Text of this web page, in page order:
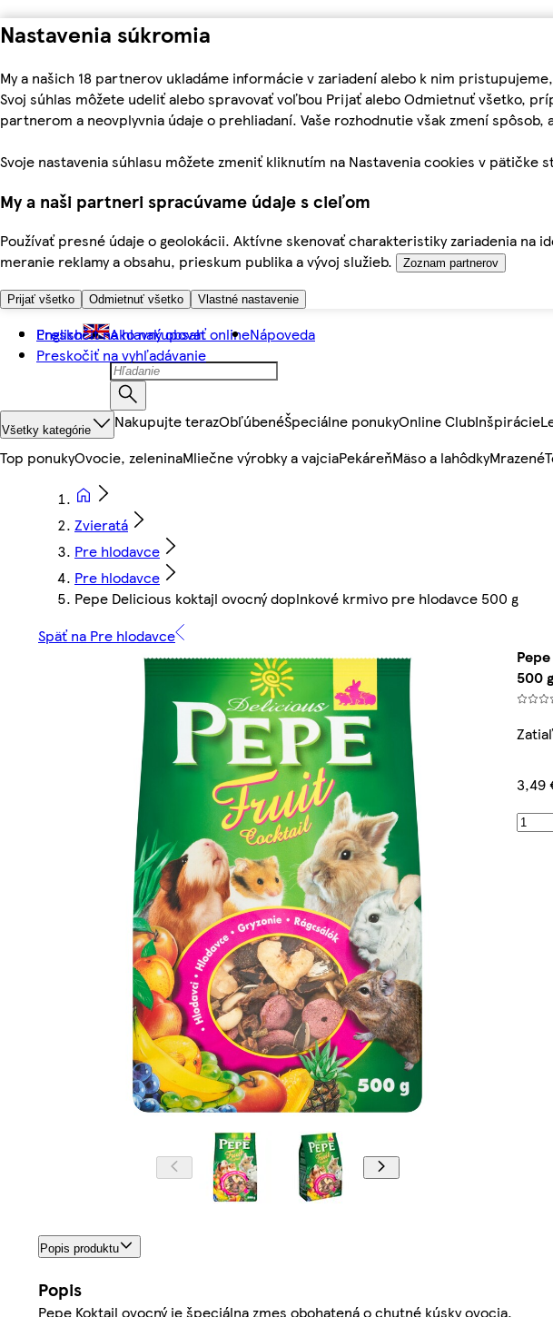
Nastavenia súkromia
My a našich 18 partnerov ukladáme informácie v zariadení alebo k nim
Svoj súhlas môžete udeliť alebo spravovať voľbou Prijať alebo Odmietnuť všetko,
partnerom a neovplyvnia údaje o prehliadaní. Vaše rozhodnutie však zmení
Svoje nastavenia súhlasu môžete zmeniť kliknutím na Nastavenia cookies v pätičke
My a naši partneri spracúvame údaje s cieľom
Používať presné údaje o geolokácii. Aktívne skenovať charakteristiky zariadenia na
meranie reklamy a obsahu, prieskum publika a vývoj služieb.
Zoznam partnerov
Prijať všetko Odmietnuť všetko Vlastné nastavenie
Preskočiť na hlavný obsah
Preskočiť na vyhľadávanie
English Ako nakupovať onlineNápoveda
Všetky kategórie Nakupujte terazObľúbenéŠpeciálne ponukyOnline ClubInšpirácie
Top ponukyOvocie, zeleninaMliečne výrobky a vajciaPekáreňMäso a lahôdkyMrazené
Zvieratá
Pre hlodavce
Pre hlodavce
Pepe Delicious koktajl ovocný doplnkové krmivo pre hlodavce 500 g
Späť na Pre hlodavce
500 g
3,49
Popis produktu
Popis
Pepe Koktajl ovocný je špeciálna zmes obohatená o chutné kúsky ovocia.